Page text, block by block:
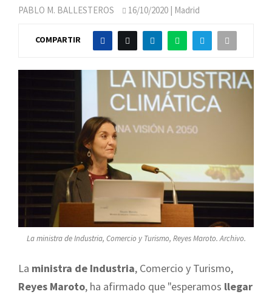
PABLO M. BALLESTEROS 16/10/2020 | Madrid
COMPARTIR
La ministra de Industria, Comercio y Turismo, Reyes Maroto. Archivo.
La ministra de Industria, Comercio y Turismo,
Reyes Maroto, ha afirmado que "esperamos llegar